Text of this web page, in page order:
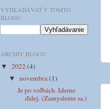
VYHĽADÁVAŤ V TOMTO
BLOGU
ARCHÍV BLOGU
▼ 2022(4)
▼novembra(1)
Je po voľbách. Ideme
ďalej. (Zamyslenie sa.)